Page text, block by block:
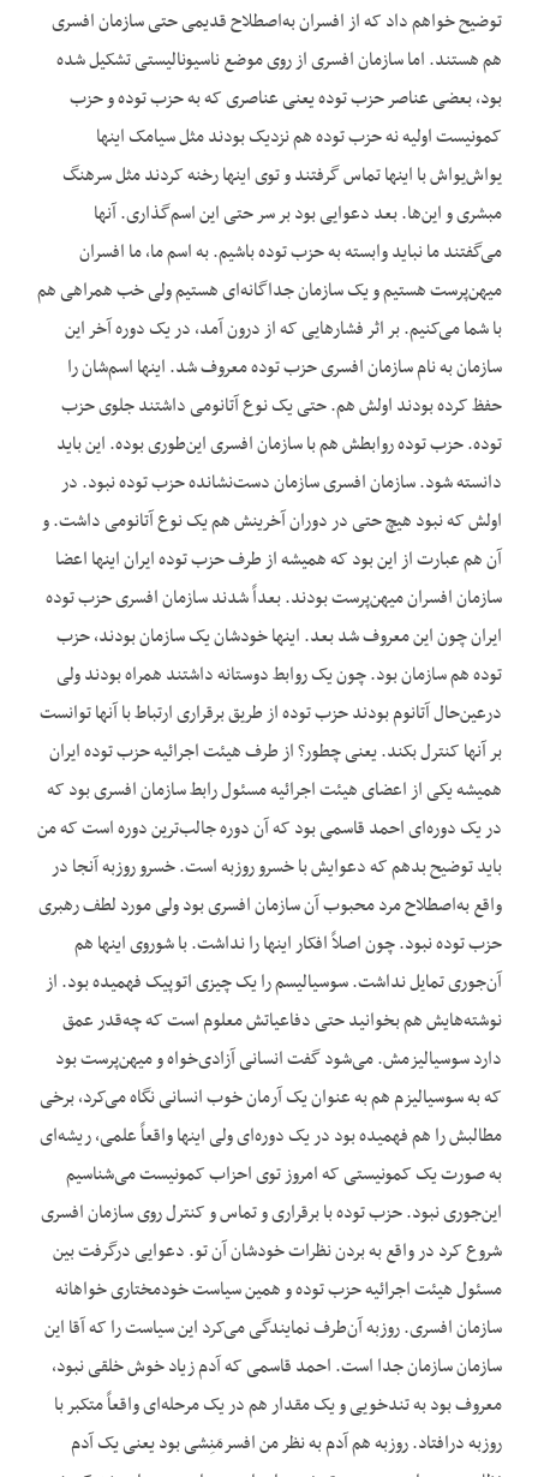
توضیح خواهم داد که از افسران به‌اصطلاح قدیمی حتی سازمان افسری
هم هستند. اما سازمان افسری از روی موضع ناسیونالیستی تشکیل شده
بود، بعضی عناصر حزب توده یعنی عناصری که به حزب توده و حزب
کمونیست اولیه نه حزب توده هم نزدیک بودند مثل سیامک اینها
یواش‌یواش با اینها تماس گرفتند و توی اینها رخنه کردند مثل سرهنگ
مبشری و این‌ها. بعد دعوایی بود بر سر حتی این اسم‌گذاری. آنها
می‌گفتند ما نباید وابسته به حزب توده باشیم. به اسم ما، ما افسران
میهن‌پرست هستیم و یک سازمان جداگانه‌ای هستیم ولی خب همراهی هم
با شما می‌کنیم. بر اثر فشارهایی که از درون آمد، در یک دوره آخر این
سازمان به نام سازمان افسری حزب توده معروف شد. اینها اسم‌شان را
حفظ کرده بودند اولش هم. حتی یک نوع آتانومی داشتند جلوی حزب
توده. حزب توده روابطش هم با سازمان افسری این‌طوری بوده. این باید
دانسته شود. سازمان افسری سازمان دست‌نشانده حزب توده نبود. در
اولش که نبود هیچ حتی در دوران آخرینش هم یک نوع آتانومی داشت. و
آن هم عبارت از این بود که همیشه از طرف حزب توده ایران اینها اعضا
سازمان افسران میهن‌پرست بودند. بعداً شدند سازمان افسری حزب توده
ایران چون این معروف شد بعد. اینها خودشان یک سازمان بودند، حزب
توده هم سازمان بود. چون یک روابط دوستانه داشتند همراه بودند ولی
درعین‌حال آتانوم بودند حزب توده از طریق برقراری ارتباط با آنها توانست
بر آنها کنترل بکند. یعنی چطور؟ از طرف هیئت اجرائیه حزب توده ایران
همیشه یکی از اعضای هیئت اجرائیه مسئول رابط سازمان افسری بود که
در یک دوره‌ای احمد قاسمی بود که آن دوره جالب‌ترین دوره است که من
باید توضیح بدهم که دعوایش با خسرو روزبه است. خسرو روزبه آنجا در
واقع به‌اصطلاح مرد محبوب آن سازمان افسری بود ولی مورد لطف رهبری
حزب توده نبود. چون اصلاً افکار اینها را نداشت. با شوروی اینها هم
آن‌جوری تمایل نداشت. سوسیالیسم را یک چیزی اتوپیک فهمیده بود. از
نوشته‌هایش هم بخوانید حتی دفاعیاتش معلوم است که چه‌قدر عمق
دارد سوسیالیزمش. می‌شود گفت انسانی آزادی‌خواه و میهن‌پرست بود
که به سوسیالیزم هم به عنوان یک آرمان خوب انسانی نگاه می‌کرد، برخی
مطالبش را هم فهمیده بود در یک دوره‌ای ولی اینها واقعاً علمی، ریشه‌ای
به صورت یک کمونیستی که امروز توی احزاب کمونیست می‌شناسیم
این‌جوری نبود. حزب توده با برقراری و تماس و کنترل روی سازمان افسری
شروع کرد در واقع به بردن نظرات خودشان آن تو. دعوایی درگرفت بین
مسئول هیئت اجرائیه حزب توده و همین سیاست خودمختاری خواهانه
سازمان افسری. روزبه آن‌طرف نمایندگی می‌کرد این سیاست را که آقا این
سازمان سازمان جدا است. احمد قاسمی که آدم زیاد خوش خلقی نبود،
معروف بود به تندخویی و یک مقدار هم در یک مرحله‌ای واقعاً متکبر با
روزبه درافتاد. روزبه هم آدم به نظر من افسرمَنِشی بود یعنی یک آدم